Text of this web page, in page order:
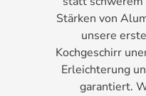
Stärken von
unsere
Kochgeschirr
Erleichterung
garantiert.